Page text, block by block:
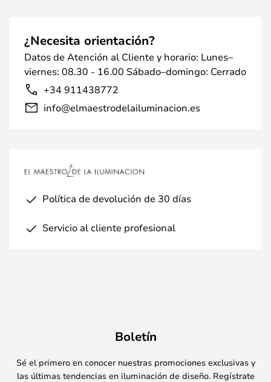
¿Necesita orientación?
Datos de Atención al Cliente y horario: Lunes–
viernes: 08.30 - 16.00 Sábado–domingo: Cerrado
+34 911438772
info@elmaestrodelailuminacion.es
Política de devolución de 30 días
Servicio al cliente profesional
Boletín
Sé el primero en conocer nuestras promociones exclusivas y
las últimas tendencias en iluminación de diseño. Regístrate